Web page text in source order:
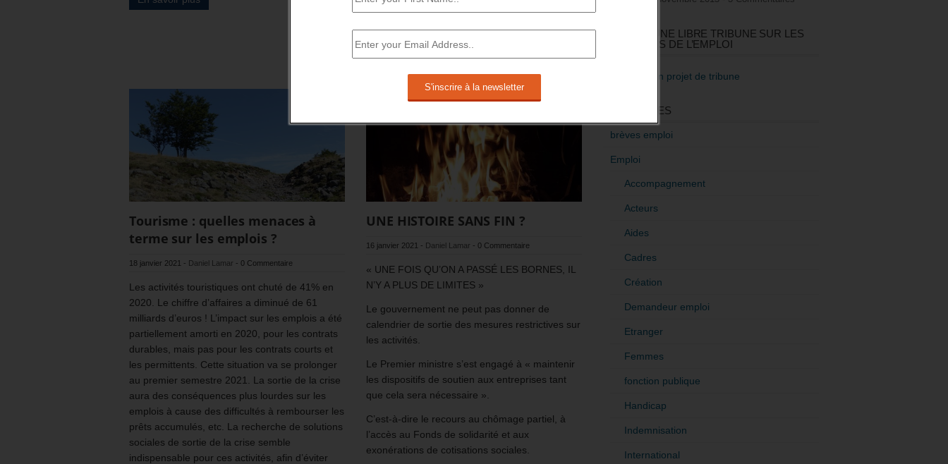
branches professionnelles couverte par cet
Opco.
En savoir plus
Tourisme : quelles menaces à
terme sur les emplois ?
18 janvier 2021 - Daniel Lamar - 0 Commentaire
Les activités touristiques ont chuté de 41% en
2020. Le chiffre d’affaires a diminué de 61
milliards d’euros ! L’impact sur les emplois a été
partiellement amorti en 2020, pour les contrats
durables, mais pas pour les contrats courts et
les permittents. Cette situation va se prolonger
au premier semestre 2021. La sortie de la crise
aura des conséquences plus lourdes sur les
emplois à cause des difficultés à rembourser les
prêts accumulés, etc. La recherche de solutions
sociales de sortie de la crise semble
indispensable pour ces activités, afin d’éviter
UNE HISTOIRE SANS FIN ?
16 janvier 2021 - Daniel Lamar - 0 Commentaire
« UNE FOIS QU’ON A PASSÉ LES BORNES, IL
N’Y A PLUS DE LIMITES »
Le gouvernement ne peut pas donner de
calendrier de sortie des mesures restrictives sur
les activités.
Le Premier ministre s’est engagé à « maintenir
les dispositifs de soutien aux entreprises tant
que cela sera nécessaire ».
C’est-à-dire le recours au chômage partiel, à
l’accès au Fonds de solidarité et aux
exonérations de cotisations sociales.
RÉDIGEZ UNE LIBRE TRIBUNE SUR LES
POLITIQUES DE L’EMPLOI
>Décrire mon projet de tribune
CATÉGORIES
brèves emploi
Emploi
Accompagnement
Acteurs
Aides
Cadres
Création
Demandeur emploi
Etranger
Femmes
fonction publique
Handicap
Indemnisation
International